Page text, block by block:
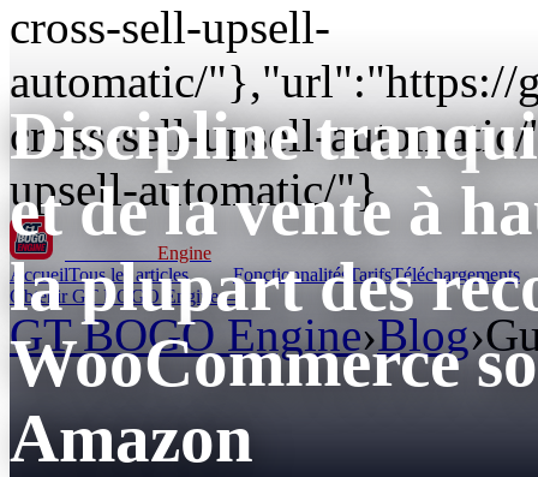
cross-sell-upsell-
automatic/"},"url":"https://
cross-sell-upsell-
upsell-automatic/"}
Engine
AccueilTous les articles Fonctionnalités TarifsTéléchargements
Obtenir GT BOGO Engine →
GT BOGO Engine›Blog›
Discipline
et de la vente à
la plupart des
WooCommerce
Amazon